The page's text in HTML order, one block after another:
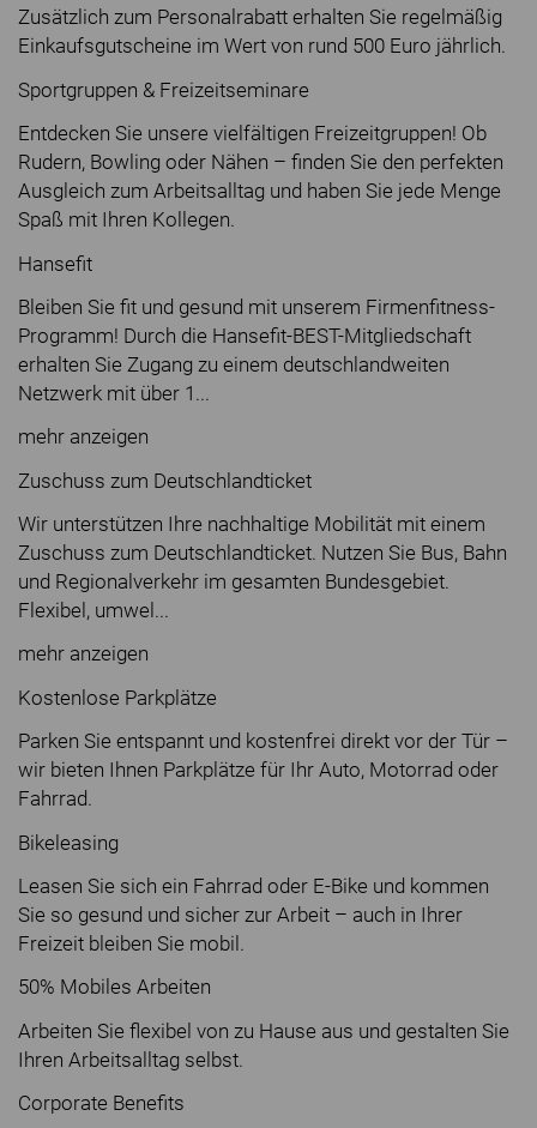
Zusätzlich zum Personalrabatt erhalten Sie regelmäßig
Einkaufsgutscheine im Wert von rund 500 Euro jährlich.
Sportgruppen & Freizeitseminare
Entdecken Sie unsere vielfältigen Freizeitgruppen! Ob
Rudern, Bowling oder Nähen – finden Sie den perfekten
Ausgleich zum Arbeitsalltag und haben Sie jede Menge
Spaß mit Ihren Kollegen.
Hansefit
Bleiben Sie fit und gesund mit unserem Firmenfitness-
Programm! Durch die Hansefit-BEST-Mitgliedschaft
erhalten Sie Zugang zu einem deutschlandweiten
Netzwerk mit über 1...
mehr anzeigen
Zuschuss zum Deutschlandticket
Wir unterstützen Ihre nachhaltige Mobilität mit einem
Zuschuss zum Deutschlandticket. Nutzen Sie Bus, Bahn
und Regionalverkehr im gesamten Bundesgebiet.
Flexibel, umwel...
mehr anzeigen
Kostenlose Parkplätze
Parken Sie entspannt und kostenfrei direkt vor der Tür –
wir bieten Ihnen Parkplätze für Ihr Auto, Motorrad oder
Fahrrad.
Bikeleasing
Leasen Sie sich ein Fahrrad oder E-Bike und kommen
Sie so gesund und sicher zur Arbeit – auch in Ihrer
Freizeit bleiben Sie mobil.
50% Mobiles Arbeiten
Arbeiten Sie flexibel von zu Hause aus und gestalten Sie
Ihren Arbeitsalltag selbst.
Corporate Benefits